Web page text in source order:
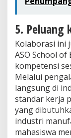
5. Peluang
Kolaborasi ini
ASO School
kompetensi
Melalui
langsung di
standar kerja
yang
industri
mahasiswa